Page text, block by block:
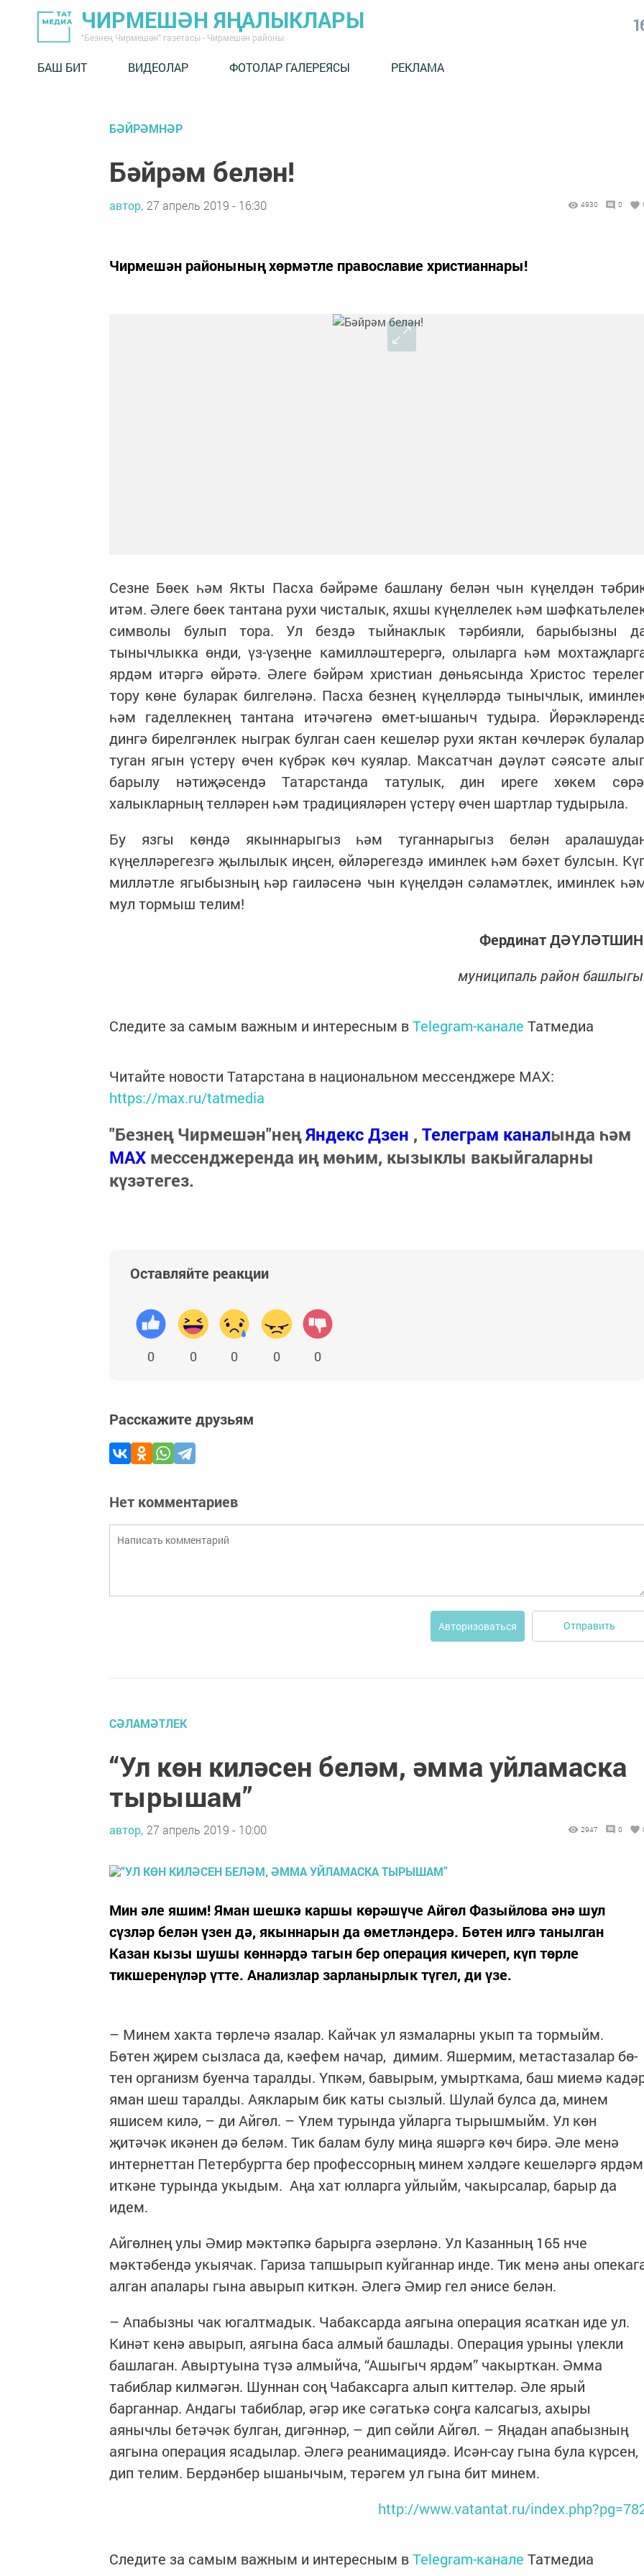
ЧИРМЕШӘН ЯҢАЛЫКЛАРЫ
"Безнең Чирмешән" газетасы - Чирмешән районы
БАШ БИТ ВИДЕОЛАР ФОТОЛАР ГАЛЕРЕЯСЫ РЕКЛАМА
БӘЙРӘМНӘР
Бәйрәм белән!
автор, 27 апрель 2019 - 16:30 4930 0
Чирмешән районының хөрмәтле православие христианнары!
Сезне Бөек һәм Якты Пасха бәйрәме башлану белән чын күңелдән
итәм. Әлеге бөек тантана рухи чисталык, яхшы күңеллелек һәм
символы булып тора. Ул бездә тыйнаклык тәрбияли, барыбызны
тынычлыкка өнди, үз-үзеңне камилләштерергә, олыларга һәм
ярдәм итәргә өйрәтә. Әлеге бәйрәм христиан дөньясында Христос
тору көне буларак билгеләнә. Пасха безнең күңелләрдә тынычлык,
һәм гаделлекнең тантана итәчәгенә өмет-ышаныч тудыра.
дингә бирелгәнлек ныграк булган саен кешеләр рухи яктан көчлерәк
туган ягын үстерү өчен күбрәк көч куялар. Максатчан дәүләт сәясәте
барылу нәтиҗәсендә Татарстанда татулык, дин иреге хөкем
халыкларның телләрен һәм традицияләрен үстерү өчен шартлар тудырыла.
Бу язгы көндә якыннарыгыз һәм туганнарыгыз белән
күңелләрегезгә җылылык иңсен, өйләрегездә иминлек һәм бәхет булсын.
милләтле ягыбызның һәр гаиләсенә чын күңелдән сәламәтлек, иминлек
мул тормыш телим!
Фердинат
муниципаль район
Следите за самым важным и интересным вTelegram-канале Татмедиа
Читайте новости Татарстана в национальном мессенджере MАХ:
https://max.ru/tatmedia
"Безнең Чирмешән"неңЯндекс Дзен , Телеграм каналында һәм
МАХ мессенджеренда иң мөһим, кызыклы вакыйгаларны
күзәтегез.
Оставляйте реакции
0 0 0 0 0
Расскажите друзьям
Нет комментариев
Авторизоваться Отправить
СӘЛАМӘТЛЕК
“Ул көн киләсен беләм, әмма уйламаска
тырышам”
автор, 27 апрель 2019 - 10:00 2947 0
Мин әле яшим! Яман шешкә каршы көрәшүче Айгөл Фазыйлова әнә шул
сүзләр белән үзен дә, якыннарын да өмет­ләндерә. Бөтен илгә танылган
Казан кызы шушы көннәрдә тагын бер операция кичереп, күп төрле
тикшеренүләр үтте. Анализлар зарланырлык түгел, ди үзе.
– Минем хакта төрлечә язалар. Кайчак ул язмаларны укып та тормыйм.
Бөтен җирем сызласа да, кәефем начар, димим. Яшермим, метастазалар бө­
тен организм буенча таралды. Үп­кәм, бавырым, умырткама, баш миемә
яман шеш таралды. Аякларым бик каты сызлый. Шулай булса да, минем
яшисем килә, – ди Айгөл. – Үлем турында уйларга тырышмыйм. Ул көн
җитәчәк икәнен дә беләм. Тик балам булу миңа яшәргә көч бирә. Әле менә
интернеттан Петербургта бер профессорның минем хәлдәге кешеләргә ярдәм
иткәне турында укыдым. Аңа хат юлларга уйлыйм, чакырсалар, барыр да
идем.
Айгөлнең улы Әмир мәктәпкә барырга әзерләнә. Ул Казанның 165 нче
мәктәбендә укыячак. Гариза тапшырып куйганнар инде. Тик менә аны
алган апалары гына авырып киткән. Әлегә Әмир гел әнисе белән.
– Апабызны чак югалтмадык. Чабаксарда аягына операция ясаткан иде ул.
Кинәт кенә авырып, аягына баса алмый башлады. Операция урыны үлекли
башлаган. Авыртуына түзә алмыйча, “Ашыгыч ярдәм” чакырткан. Әмма
табиблар килмәгән. Шуннан соң Чабаксарга алып кит­теләр. Әле ярый
барганнар. Ан­дагы табиблар, әгәр ике сә­гатькә соңга калсагыз, ахыры
аянычлы бетәчәк булган, дигәннәр, – дип сөйли Айгөл. – Яңадан апа­бызның
аягына операция ясадылар. Әлегә реанимациядә. Исән-сау гына була күрсен,
дип телим. Бердәнбер ышанычым, терәгем ул гына бит минем.
http://www.vatantat.ru/
Следите за самым важным и интересным вTelegram-канале Татмедиа